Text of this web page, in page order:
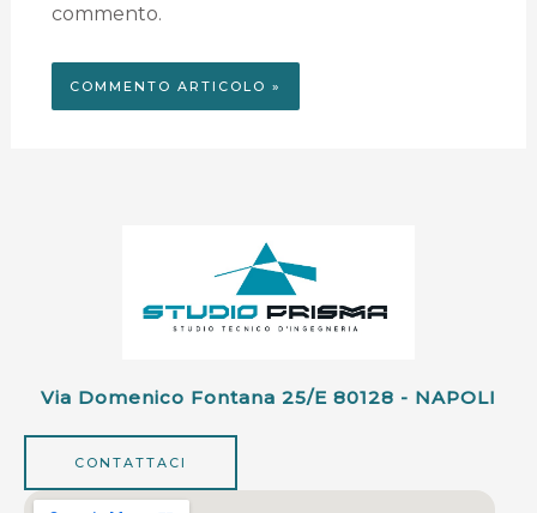
commento.
Via Domenico Fontana 25/e 80128 - NAPOLI
CONTATTACI